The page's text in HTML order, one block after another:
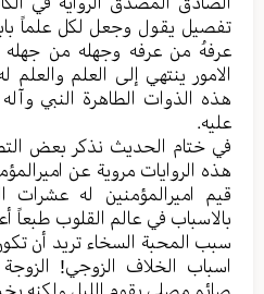
تفصیل یقول وجعل لکل علماً
عرفهُ من عرفه وجهله من جهله
الامور ینتهي إلی العلم
هذه الذوات الطاهرة النبي
علیه.
في ختام الحدیث نذکر بعض
هذه الروایات مرویة عن
قیم امیرالمؤمنین له عشرات
بالاسباب في عالم القلوب طبعاً
سبب المحبة السخاء ترید أن
اسباب الخلاف الزوجي!